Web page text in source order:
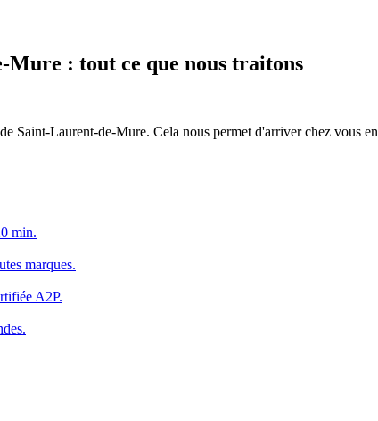
Mure : tout ce que nous traitons
Saint-Laurent-de-Mure. Cela nous permet d'arriver chez vous en
min.
marques.
A2P.